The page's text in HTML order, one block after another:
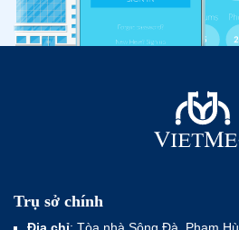
Trụ sở chính